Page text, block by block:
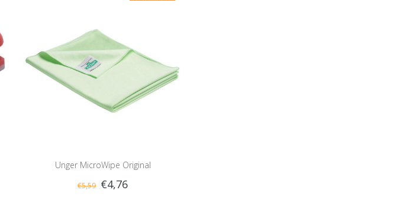
Unger MicroWipe Original
€5,59 €4,76